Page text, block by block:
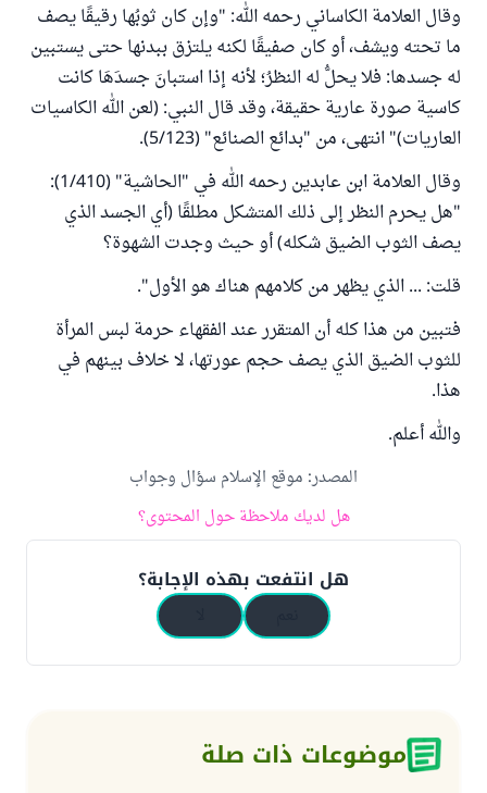
وقال العلامة الكاساني رحمه الله: "وإن كان ثوبُها رقيقًا يصف
ما تحته ويشف، أو كان صفيقًا لكنه يلتزق ببدنها حتى يستبين
له جسدها: فلا يحلُّ له النظرُ؛ لأنه إذا استبانَ جسدَهَا كانت
كاسية صورة عارية حقيقة، وقد قال النبي: (لعن الله الكاسيات
العاريات)" انتهى، من "بدائع الصنائع" (5/123).
وقال العلامة ابن عابدين رحمه الله في "الحاشية" (1/410):
"هل يحرم النظر إلى ذلك المتشكل مطلقًا (أي الجسد الذي
يصف الثوب الضيق شكله) أو حيث وجدت الشهوة؟
قلت: ... الذي يظهر من كلامهم هناك هو الأول".
فتبين من هذا كله أن المتقرر عند الفقهاء حرمة لبس المرأة
للثوب الضيق الذي يصف حجم عورتها، لا خلاف بينهم في
هذا.
والله أعلم.
المصدر:موقع الإسلام سؤال وجواب
هل لديك ملاحظة حول المحتوى؟
هل انتفعت بهذه الإجابة؟
موضوعات ذات صلة